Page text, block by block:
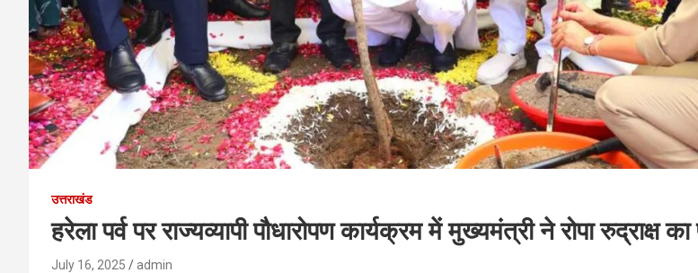
उत्तराखंड
हरेला पर्व पर राज्यव्यापी पौधारोपण कार्यक्रम में मुख्यमंत्री ने रोपा रुद्राक्ष का
July 16, 2025 admin